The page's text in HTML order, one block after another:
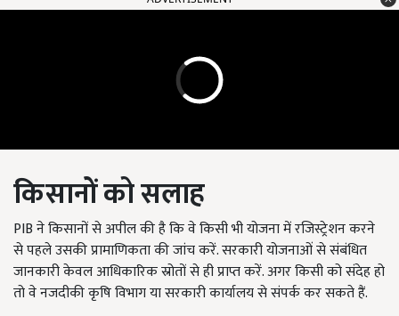
किसानों को सलाह
PIB ने किसानों से अपील की है कि वे किसी भी योजना में रजिस्ट्रेशन करने
से पहले उसकी प्रामाणिकता की जांच करें. सरकारी योजनाओं से संबंधित
जानकारी केवल आधिकारिक स्रोतों से ही प्राप्त करें. अगर किसी को संदेह हो
तो वे नजदीकी कृषि विभाग या सरकारी कार्यालय से संपर्क कर सकते हैं.